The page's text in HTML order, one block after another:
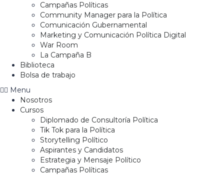
Campañas Políticas
Community Manager para la Política
Comunicación Gubernamental
Marketing y Comunicación Política Digital
War Room
La Campaña B
Biblioteca
Bolsa de trabajo
Menu
Nosotros
Cursos
Diplomado de Consultoría Política
Tik Tok para la Política
Storytelling Político
Aspirantes y Candidatos
Estrategia y Mensaje Político
Campañas Políticas